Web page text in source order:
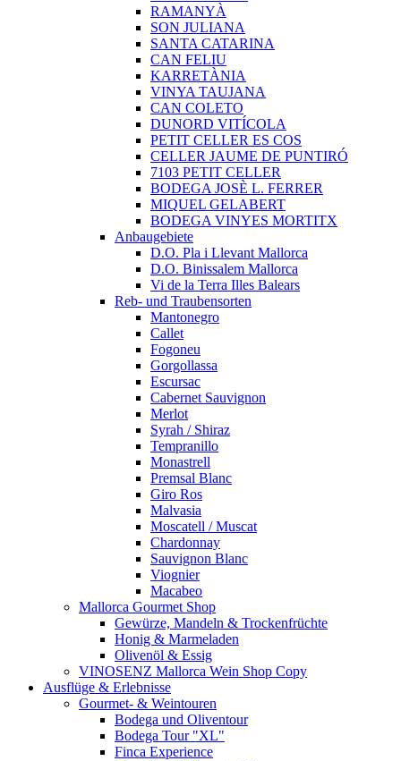
RAMANYÀ
SON JULIANA
SANTA CATARINA
CAN FELIU
KARRETÀNIA
VINYA TAUJANA
CAN COLETO
DUNORD VITÍCOLA
PETIT CELLER ES COS
CELLER JAUME DE PUNTIRÓ
7103 PETIT CELLER
BODEGA JOSÈ L. FERRER
MIQUEL GELABERT
BODEGA VINYES MORTITX
Anbaugebiete
D.O. Pla i Llevant Mallorca
D.O. Binissalem Mallorca
Vi de la Terra Illes Balears
Reb- und Traubensorten
Mantonegro
Callet
Fogoneu
Gorgollassa
Escursac
Cabernet Sauvignon
Merlot
Syrah / Shiraz
Tempranillo
Monastrell
Premsal Blanc
Giro Ros
Malvasia
Moscatell / Muscat
Chardonnay
Sauvignon Blanc
Viognier
Macabeo
Mallorca Gourmet Shop
Gewürze, Mandeln & Trockenfrüchte
Honig & Marmeladen
Olivenöl & Essig
VINOSENZ Mallorca Wein Shop Copy
Ausflüge & Erlebnisse
Gourmet- & Weintouren
Bodega und Oliventour
Bodega Tour "XL"
Finca Experience